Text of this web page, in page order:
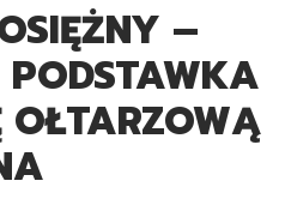
–
OŁTARZOWĄ